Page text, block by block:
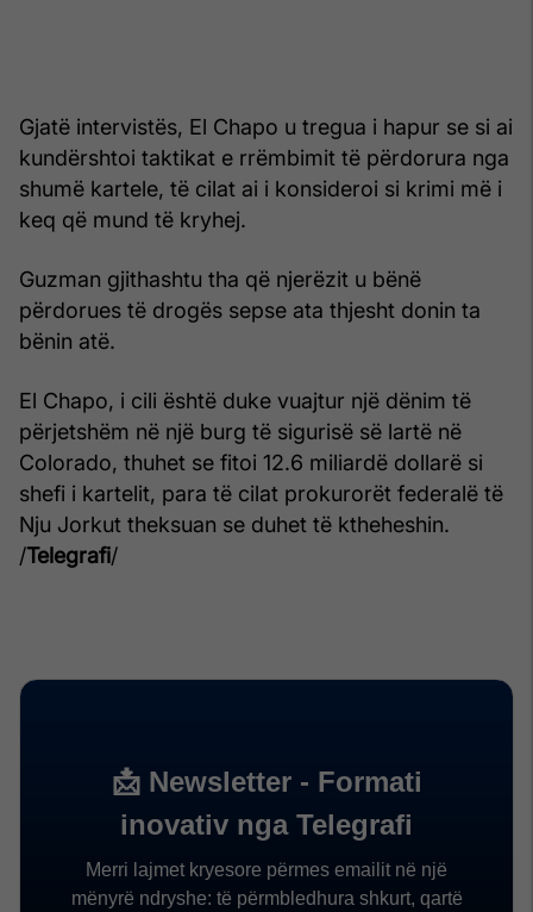
Gjatë intervistës, El Chapo u tregua i hapur se si ai
kundërshtoi taktikat e rrëmbimit të përdorura nga
shumë kartele, të cilat ai i konsideroi si krimi më i
keq që mund të kryhej.
Guzman gjithashtu tha që njerëzit u bënë
përdorues të drogës sepse ata thjesht donin ta
bënin atë.
El Chapo, i cili është duke vuajtur një dënim të
përjetshëm në një burg të sigurisë së lartë në
Colorado, thuhet se fitoi 12.6 miliardë dollarë si
shefi i kartelit, para të cilat prokurorët federalë të
Nju Jorkut theksuan se duhet të ktheheshin.
/Telegrafi/